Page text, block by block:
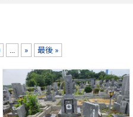
... » 最後 »